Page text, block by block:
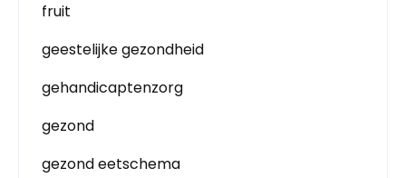
fruit
geestelijke gezondheid
gehandicaptenzorg
gezond
gezond eetschema